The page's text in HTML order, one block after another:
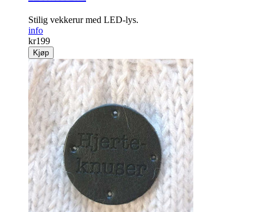
Stilig vekkerur med LED-lys.
info
kr199
Kjøp